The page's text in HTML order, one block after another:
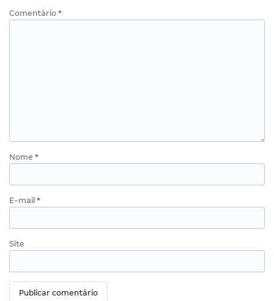
Comentário *
Nome *
E-mail *
Site